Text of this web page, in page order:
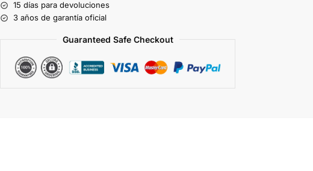
15 días para devoluciones
3 años de garantía oficial
Guaranteed Safe Checkout